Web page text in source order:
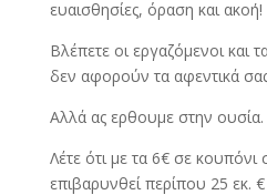
ευαισθησίες, όραση και ακοή!
Βλέπετε οι εργαζόμενοι και
δεν αφορούν τα αφεντικά
Αλλά ας ερθουμε στην ουσία.
Λέτε ότι με τα 6€ σε κουπόνι
επιβαρυνθεί περίπου 25 εκ.